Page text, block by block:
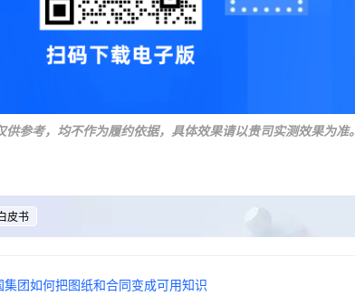
参考，均不作为履约依据，具体效果请以贵司实测效果为准。
皮书
团如何把图纸和合同变成可用知识